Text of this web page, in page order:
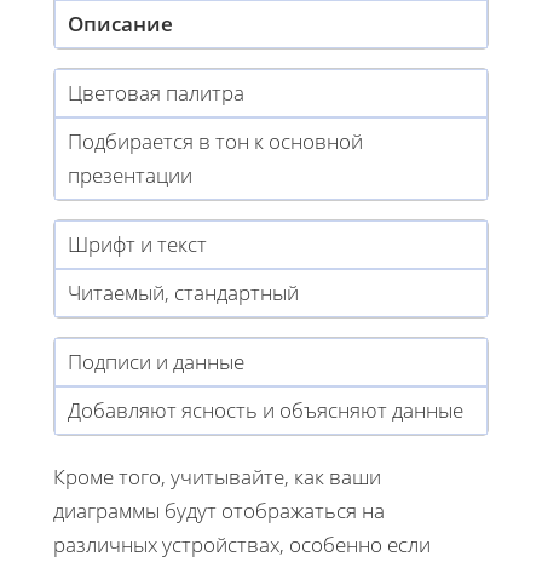
Описание
Цветовая палитра
Подбирается в тон к основной
презентации
Шрифт и текст
Читаемый, стандартный
Подписи и данные
Добавляют ясность и объясняют данные
Кроме того, учитывайте, как ваши
диаграммы будут отображаться на
различных устройствах, особенно если